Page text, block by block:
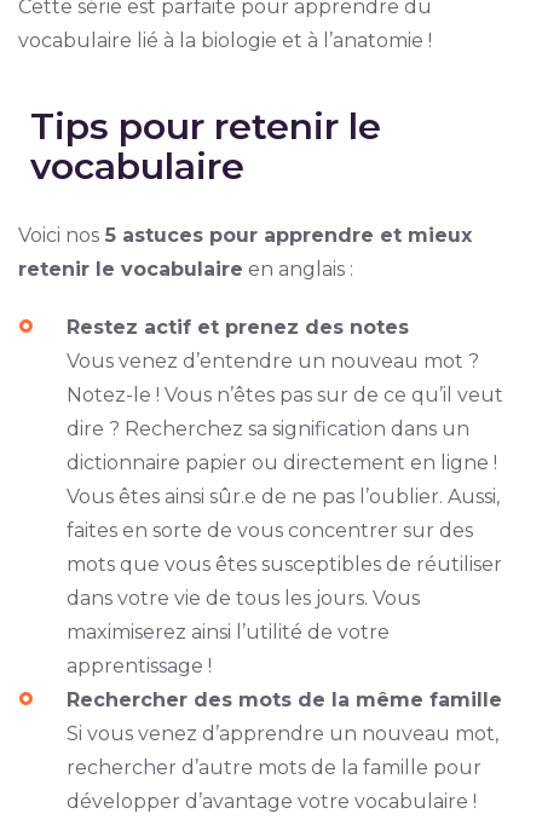
Cette série est parfaite pour apprendre du
vocabulaire lié à la biologie et à l’anatomie !
Tips pour retenir le
vocabulaire
Voici nos5 astuces pour apprendre et mieux
retenir le vocabulaire en anglais :
Restez actif et prenez des notes
Vous venez d’entendre un nouveau mot ?
Notez-le ! Vous n’êtes pas sur de ce qu’il veut
dire ? Recherchez sa signification dans un
dictionnaire papier ou directement en ligne !
Vous êtes ainsi sûr.e de ne pas l’oublier. Aussi,
faites en sorte de vous concentrer sur des
mots que vous êtes susceptibles de réutiliser
dans votre vie de tous les jours. Vous
maximiserez ainsi l’utilité de votre
apprentissage !
Rechercher des mots de la même famille
Si vous venez d’apprendre un nouveau mot,
rechercher d’autre mots de la famille pour
développer d’avantage votre vocabulaire !